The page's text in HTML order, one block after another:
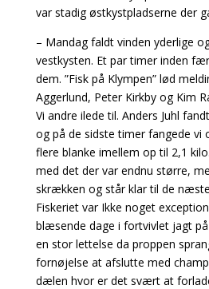
var stadig østkystpladserne der
– Mandag faldt vinden yderlige
vestkysten. Et par timer inden
dem. ”Fisk på Klympen” lød
Aggerlund, Peter Kirkby og Kim
Vi andre ilede til. Anders Juhl
og på de sidste timer fangede vi
flere blanke imellem op til 2,1
med det der var endnu større,
skrækken og står klar til de
Fiskeriet var Ikke noget
blæsende dage i fortvivlet jagt
en stor lettelse da proppen
fornøjelse at afslutte med
dælen hvor er det svært at